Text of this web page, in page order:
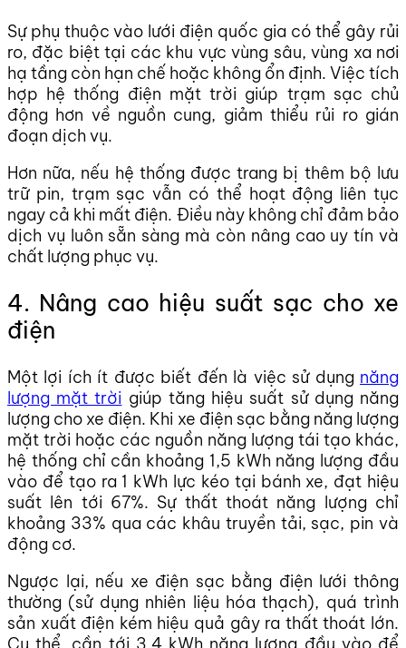
Sự phụ thuộc vào lưới điện quốc gia có thể gây rủi
ro, đặc biệt tại các khu vực vùng sâu, vùng xa nơi
hạ tầng còn hạn chế hoặc không ổn định. Việc tích
hợp hệ thống điện mặt trời giúp trạm sạc chủ
động hơn về nguồn cung, giảm thiểu rủi ro gián
đoạn dịch vụ.
Hơn nữa, nếu hệ thống được trang bị thêm bộ lưu
trữ pin, trạm sạc vẫn có thể hoạt động liên tục
ngay cả khi mất điện. Điều này không chỉ đảm bảo
dịch vụ luôn sẵn sàng mà còn nâng cao uy tín và
chất lượng phục vụ.
4. Nâng cao hiệu suất sạc cho xe
điện
Một lợi ích ít được biết đến là việc sử dụng năng
lượng mặt trời giúp tăng hiệu suất sử dụng năng
lượng cho xe điện. Khi xe điện sạc bằng năng lượng
mặt trời hoặc các nguồn năng lượng tái tạo khác,
hệ thống chỉ cần khoảng 1,5 kWh năng lượng đầu
vào để tạo ra 1 kWh lực kéo tại bánh xe, đạt hiệu
suất lên tới 67%. Sự thất thoát năng lượng chỉ
khoảng 33% qua các khâu truyền tải, sạc, pin và
động cơ.
Ngược lại, nếu xe điện sạc bằng điện lưới thông
thường (sử dụng nhiên liệu hóa thạch), quá trình
sản xuất điện kém hiệu quả gây ra thất thoát lớn.
Cụ thể, cần tới 3,4 kWh năng lượng đầu vào để